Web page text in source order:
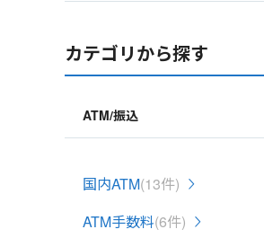
カテゴリから探す
ATM/振込
国内ATM(13件)
ATM手数料(6件)